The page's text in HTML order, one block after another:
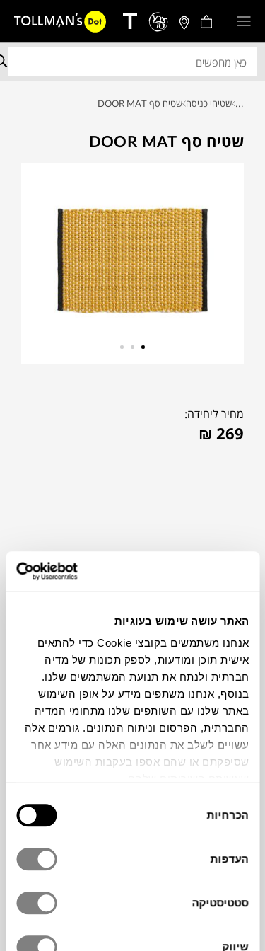
האתר עושה שימוש בעוגיות
אנחנו משתמשים בקובצי Cookie כדי להתאים
אישית תוכן ומודעות, לספק תכונות של מדיה
חברתית ולנתח את תנועת המשתמשים שלנו.
בנוסף, אנחנו משתפים מידע על אופן השימוש
באתר שלנו עם השותפים שלנו מתחומי המדיה
החברתית, הפרסום וניתוח הנתונים. גורמים אלה
עשויים לשלב את הנתונים האלה עם מידע אחר
שסיפקתם או שהם אספו בעקבות השימוש
הסכמה
הכרחיות
העדפות
סטטיסטיקה
שיווק
... שטיחי כניסה שטיח סף DOOR MAT
שטיח סף DOOR MAT
מחיר ליחידה:
₪ 269
צבעים
שטיח סף של המותג הסקנדינביHAYבצבע
צהוב. ארוג מתערובת צמר יוטה בשני גוונים
ועיטור בשני הקצוות.
מותג
מידות